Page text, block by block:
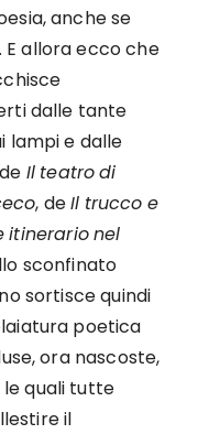
anche se
. E allora ecco che
dalle tante
lampi e dalle
Il teatrodi
, deIl trucco e
itinerarionel
sconfinato
sortisce quindi
poetica
ora nascoste,
quali tutte
il